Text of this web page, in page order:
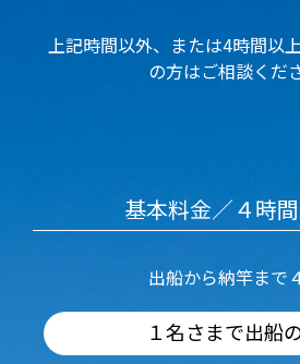
上記時間以外、または4時間以
の方はご相談くだ
基本料金／４時
出船から納竿まで
１名さまで出船